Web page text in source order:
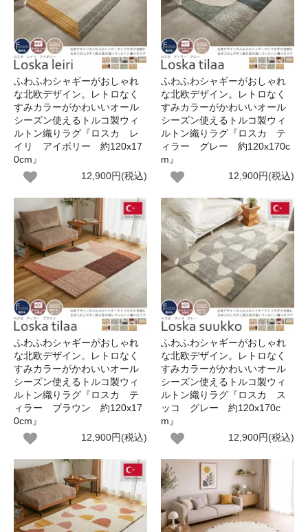
ふわふわシャギーがおしゃれ
な北欧デザイン。レトロなく
すみカラーがかわいいオール
シーズン使えるトルコ製ウィ
ルトン織りラグ『ロスカ レ
イリ アイボリー 約120x17
0cm』
12,900円(税込)
ふわふわシャギーがおしゃれ
な北欧デザイン。レトロなく
すみカラーがかわいいオール
シーズン使えるトルコ製ウィ
ルトン織りラグ『ロスカ テ
ィラー グレー 約120x170c
m』
12,900円(税込)
ふわふわシャギーがおしゃれ
な北欧デザイン。レトロなく
すみカラーがかわいいオール
シーズン使えるトルコ製ウィ
ルトン織りラグ『ロスカ テ
ィラー ブラウン 約120x17
0cm』
12,900円(税込)
ふわふわシャギーがおしゃれ
な北欧デザイン。レトロなく
すみカラーがかわいいオール
シーズン使えるトルコ製ウィ
ルトン織りラグ『ロスカ ス
ッコ グレー 約120x170c
m』
12,900円(税込)